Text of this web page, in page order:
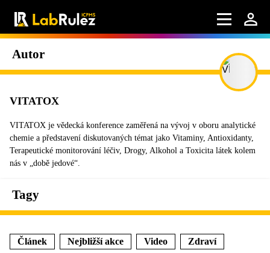
Autor
VITATOX
VITATOX je vědecká konference zaměřená na vývoj v oboru analytické
chemie a představení diskutovaných témat jako Vitaminy, Antioxidanty,
Terapeutické monitorování léčiv, Drogy, Alkohol a Toxicita látek kolem
nás v „době jedové“.
Tagy
Článek Nejbližší akce Video
Zdraví